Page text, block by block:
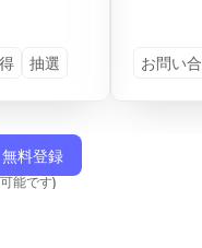
抽選 お問い
能です)
プログラム (TS26)
VIP Dinner